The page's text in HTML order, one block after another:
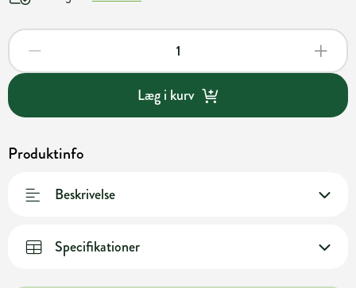
Læg i kurv
Produktinfo
Beskrivelse
Specifikationer